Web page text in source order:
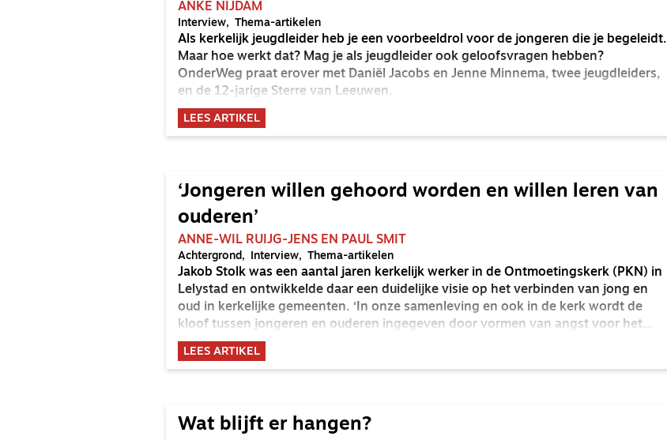
ANKE NIJDAM
Interview Thema-artikelen
Als kerkelijk jeugdleider heb je een voorbeeldrol voor de jongeren die je begeleidt.
Maar hoe werkt dat? Mag je als jeugdleider ook geloofsvragen hebben?
OnderWeg praat erover met Daniël Jacobs en Jenne Minnema, twee jeugdleiders,
en de 12-jarige Sterre van Leeuwen.
LEES ARTIKEL
‘Jongeren willen gehoord worden en willen leren van
ouderen’
ANNE-WIL RUIJG-JENS EN PAUL SMIT
Achtergrond Interview Thema-artikelen
Jakob Stolk was een aantal jaren kerkelijk werker in de Ontmoetingskerk (PKN) in
Lelystad en ontwikkelde daar een duidelijke visie op het verbinden van jong en
oud in kerkelijke gemeenten. ‘In onze samenleving en ook in de kerk wordt de
kloof tussen jongeren en ouderen ingegeven door vormen van angst voor het
onbekende. Het gaat vaak over verschillen in cultuur en niet zozeer over
verschillen tussen generaties.’
LEES ARTIKEL
Wat blijft er hangen?